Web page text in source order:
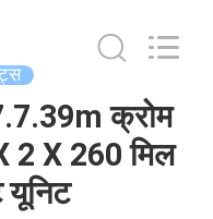
क्रोम
2 X 260 मिल
यूनिट